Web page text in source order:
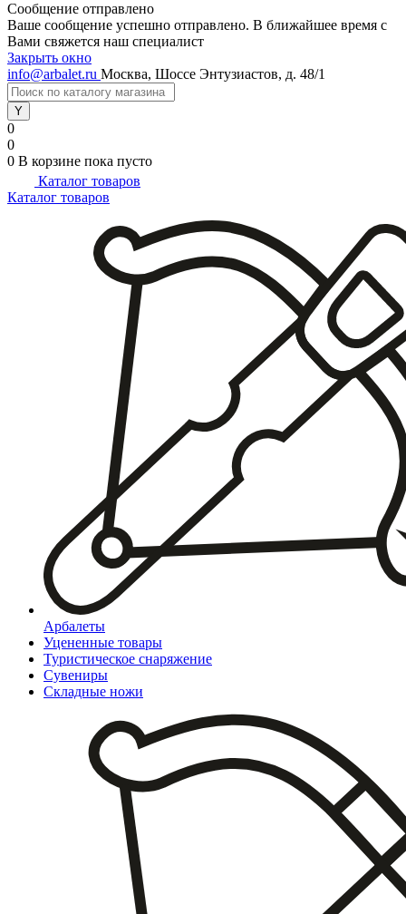
Сообщение отправлено
Ваше сообщение успешно отправлено. В ближайшее время с
Вами свяжется наш специалист
Закрыть окно
info@arbalet.ru Москва, Шоссе Энтузиастов, д. 48/1
0
0
0 В корзине пока пусто
Каталог товаров
Каталог товаров
Арбалеты
Уцененные товары
Туристическое снаряжение
Сувениры
Складные ножи